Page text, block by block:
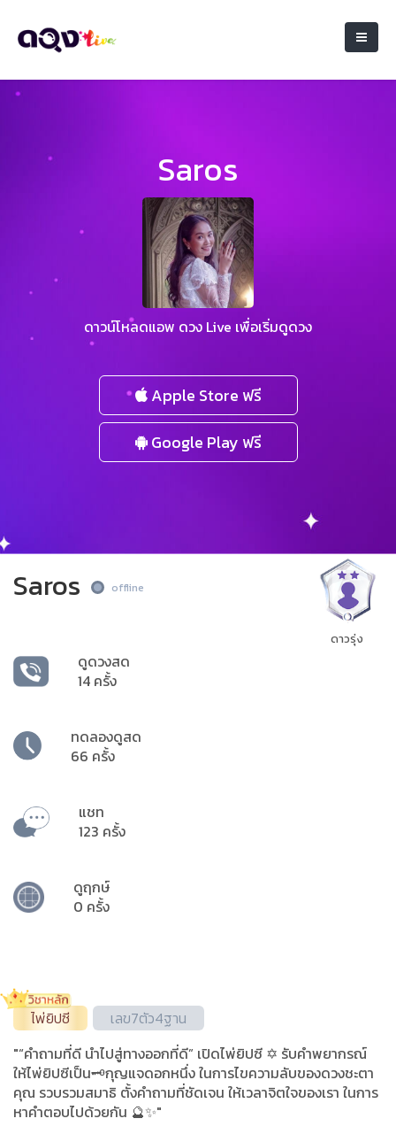
Saros
ดาวน์โหลดแอพ ดวง Live เพื่อเริ่มดูดวง
Apple Store ฟรี
Google Play ฟรี
Saros offline
ดูดวงสด
14 ครั้ง
ทดลองดูสด
66 ครั้ง
แชท
123 ครั้ง
ดูฤกษ์
0 ครั้ง
ดาวรุ่ง
ไพ่ยิปซี
เลข7ตัว4ฐาน
"“คำถามที่ดี นำไปสู่ทางออกที่ดี” เปิดไพ่ยิปซี ✡️ รับคำพยากรณ์
ให้ไพ่ยิปซีเป็น🗝️กุญแจดอกหนึ่ง ในการไขความลับของดวงชะตา
คุณ รวบรวมสมาธิ ตั้งคำถามที่ชัดเจน ให้เวลาจิตใจของเรา ในการ
หาคำตอบไปด้วยกัน 🔮✨"